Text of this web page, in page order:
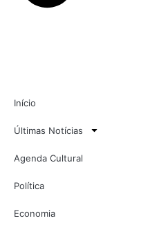
Início
Últimas Notícias
Agenda Cultural
Política
Economia